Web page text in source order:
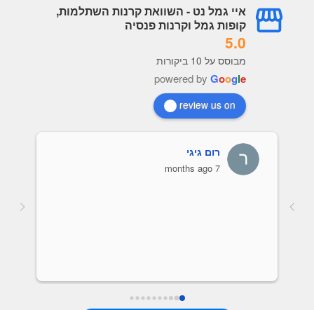
איי גמל נט - השוואת קרנות השתלמות,
קופות גמל וקרנות פנסיה
5.0
מבוסס על 10 ביקורות
powered by Google
review us on
רום גיגי
7 months ago